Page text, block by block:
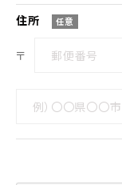
住所 任意
〒